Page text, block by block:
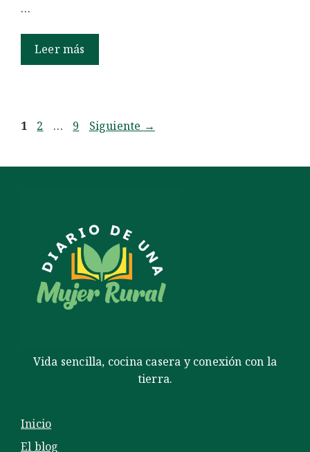
…
Leer más
Página
1 Página
2 … Página
9 Siguiente →
Vida sencilla, cocina casera y conexión con la
tierra.
Inicio
El blog